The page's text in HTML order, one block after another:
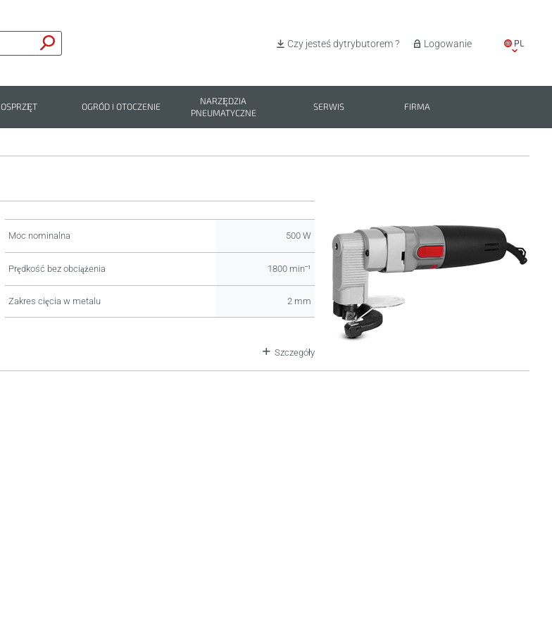
PL
Logowanie
Czy jesteś dytrybutorem ?
OSPRZĘT OGRÓD I OTOCZENIE
NARZĘDZIA
PNEUMATYCZNE
SERWIS FIRMA
Moc nominalna 500 W
Prędkość bez obciążenia 1800 minˉ¹
Zakres cięcia w metalu 2 mm
Szczegóły